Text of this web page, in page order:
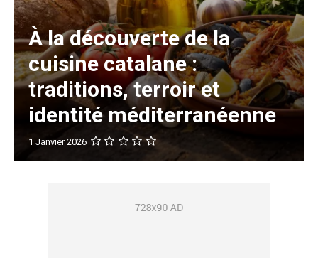
À la découverte de la
cuisine catalane :
traditions, terroir et
identité méditerranéenne
1 Janvier 2026